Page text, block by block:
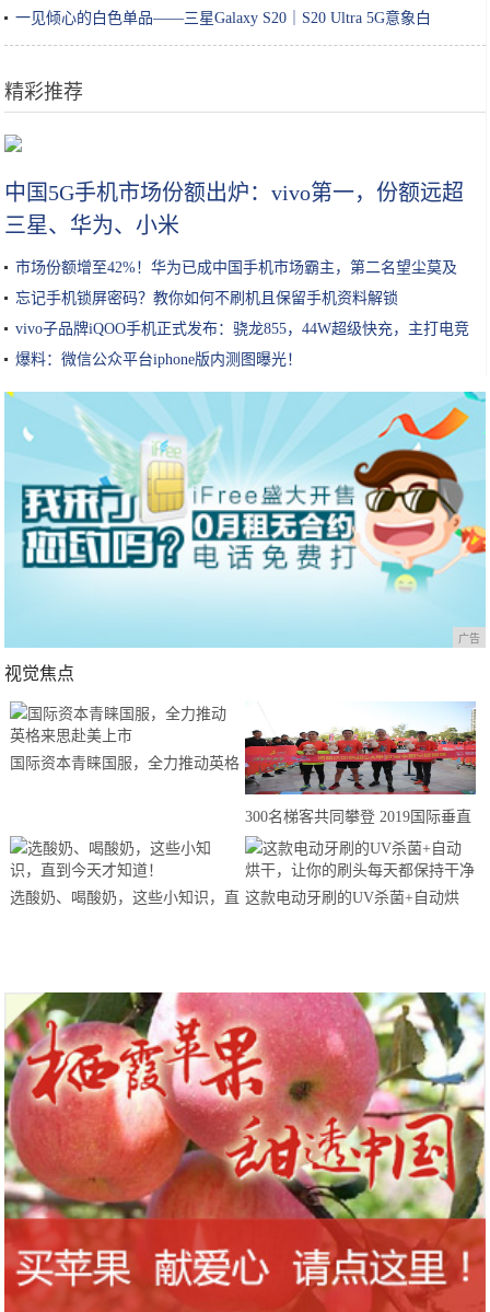
一见倾心的白色单品——三星Galaxy S20｜S20 Ultra 5G意象白
精彩推荐
中国5G手机市场份额出炉：vivo第一，份额远超
三星、华为、小米
市场份额增至42%！华为已成中国手机市场霸主，第二名望尘莫及
忘记手机锁屏密码？教你如何不刷机且保留手机资料解锁
vivo子品牌iQOO手机正式发布：骁龙855，44W超级快充，主打电竞
爆料：微信公众平台iphone版内测图曝光！
广告
视觉焦点
国际资本青睐国服，全力推动英格
300名梯客共同攀登 2019国际垂直
马拉松超级精英赛顺德海骏达中心
站欢乐开跑
选酸奶、喝酸奶，这些小知识，直 这款电动牙刷的UV杀菌+自动烘